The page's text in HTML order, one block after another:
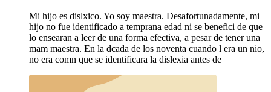
Mi hijo es dislxico. Yo soy maestra. Desafortunadamente, mi
hijo no fue identificado a temprana edad ni se benefici de que
lo ensearan a leer de una forma efectiva, a pesar de tener una
mam maestra. En la dcada de los noventa cuando l era un nio,
no era comn que se identificara la dislexia antes de